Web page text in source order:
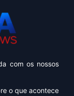
com os nossos
o que acontece